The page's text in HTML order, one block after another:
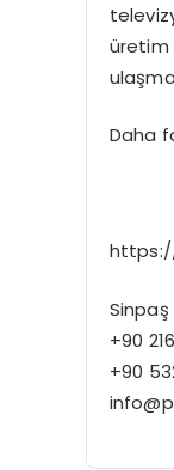
üretim
Daha
+90
+90